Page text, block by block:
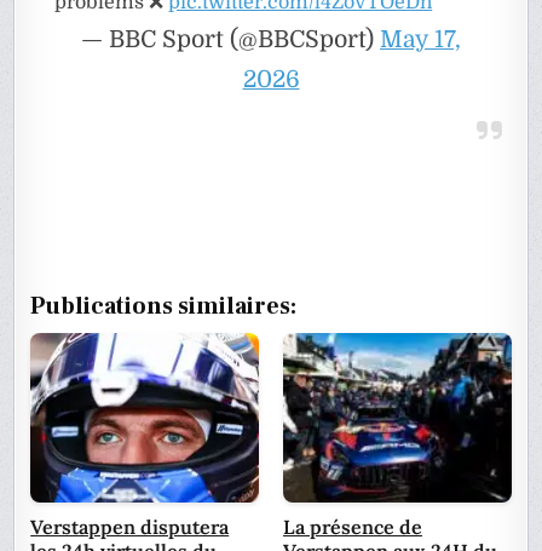
— BBC Sport (@BBCSport) May 17,
2026
Publications similaires:
Verstappen disputera
La présence de